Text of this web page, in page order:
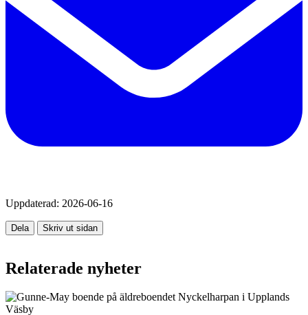
Uppdaterad: 2026-06-16
Dela Skriv ut sidan
Relaterade nyheter